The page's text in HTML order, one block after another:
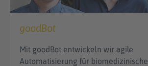
goodBot
Mit goodBot entwickeln wir agile
Automatisierung für biomedizinische